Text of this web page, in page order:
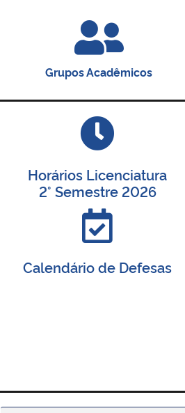
Grupos Acadêmicos
Horários Licenciatura
2° Semestre 2026
Calendário de Defesas